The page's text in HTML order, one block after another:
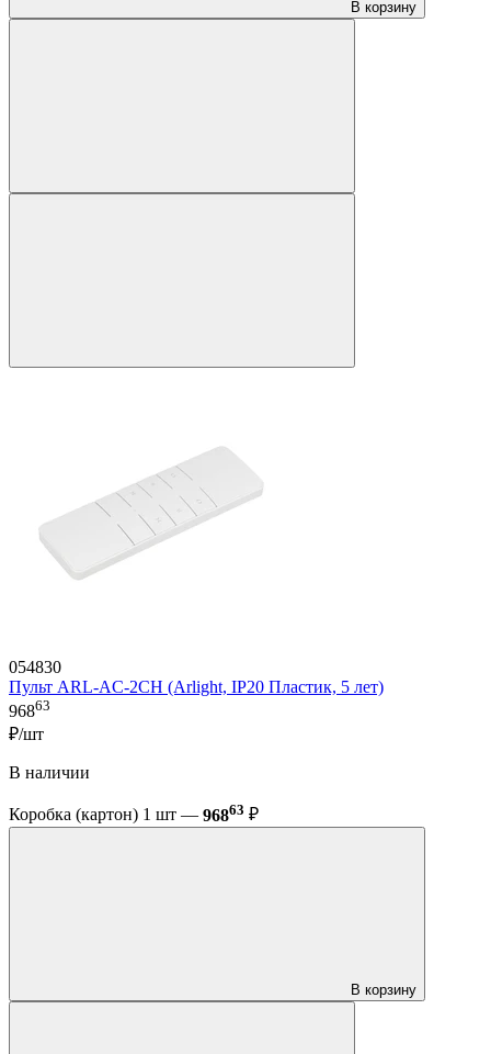
В корзину
054830
Пульт ARL-AC-2CH (Arlight, IP20 Пластик, 5 лет)
96863
₽/шт
В наличии
Коробка (картон) 1 шт — 96863 ₽
В корзину